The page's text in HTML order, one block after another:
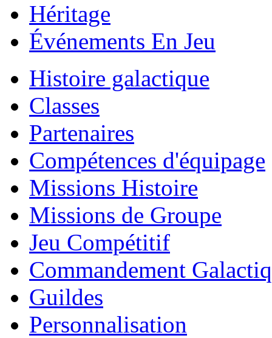
Héritage
Événements En Jeu
Histoire galactique
Classes
Partenaires
Compétences d'équipage
Missions Histoire
Missions de Groupe
Jeu Compétitif
Commandement
Guildes
Personnalisation